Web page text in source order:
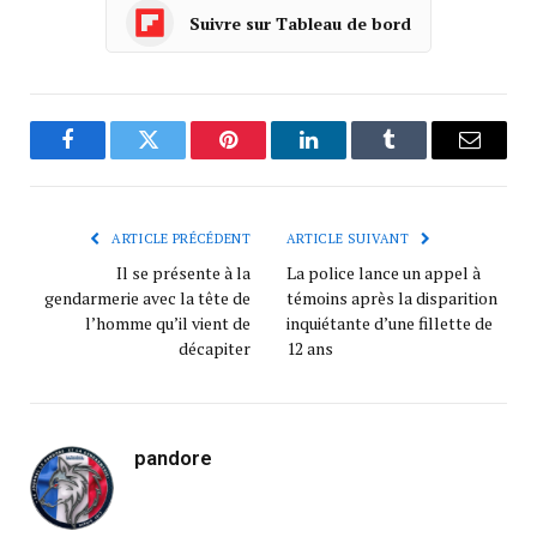
Suivre sur Tableau de bord
FacebookTwitter Pinterest LinkedInTumblr
ARTICLE PRÉCÉDENT
Il se présente à la
gendarmerie avec la tête de
l’homme qu’il vient de
décapiter
ARTICLE SUIVANT
La police lance un appel à
témoins après la disparition
inquiétante d’une fillette de
12 ans
pandore